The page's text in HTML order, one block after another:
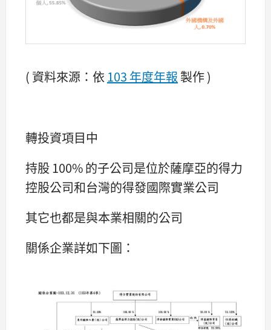
( 資料來源：依103 年度年報製作 )
轉投資項目中
持股 100% 的子公司是位於薩摩亞的得力
控股公司和台灣的得發國際實業公司
其它也都是與本業相關的公司
關係企業詳如下圖：